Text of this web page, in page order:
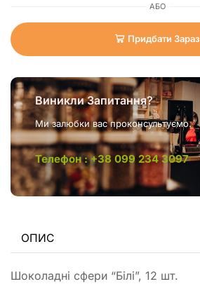
АБО
Придбати Зараз
Виникли Запитання?
Ми залюбки вас проконсультуємо.
Телефон : +38 099 234 3097
ОПИС
Шоколадні сфери “Білі”, 12 шт.